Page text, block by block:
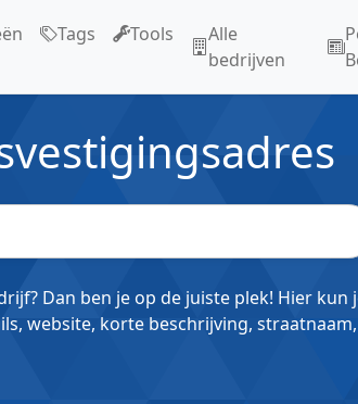
Tags Tools
Alle
bedrijven
Dan ben je op de juiste plek! Hier
website, korte beschrijving,